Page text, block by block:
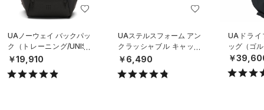
UAノーウェイ バックパッ
ク（トレーニング/UNISE
X）
￥19,910
UAステルスフォーム アン
クラッシャブル キャップ
（ライフスタイル/UNISE
￥6,490
UAドライ
ッグ（ゴ
￥